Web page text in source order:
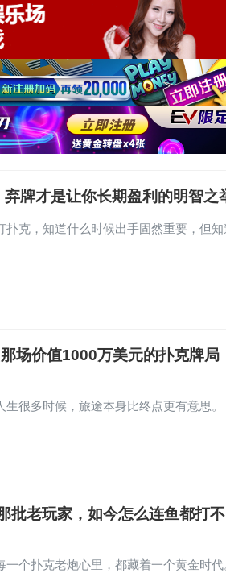
弃牌才是让你长期盈利的明智之
扑克，知道什么时候出手固然重要，但
场价值1000万美元的扑克牌局
生很多时候，旅途本身比终点更有意思
批老玩家，如今怎么连鱼都打不
一个扑克老炮心里，都藏着一个黄金时